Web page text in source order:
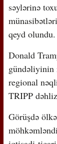
səylərinə
qeyd olundu.
Donald
gündəliyinin
regional
TRIPP
Görüşdə